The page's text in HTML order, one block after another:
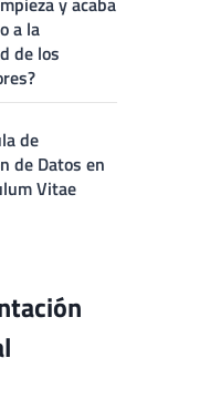
a la
de los
de
de Datos en
Vitae